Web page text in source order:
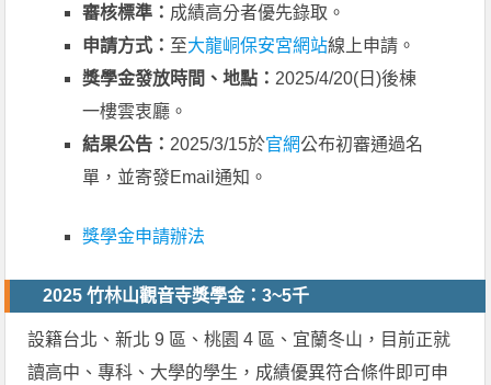
審核標準： 成績高分者優先錄取。
申請方式： 至大龍峒保安宮網站線上申請。
獎學金發放時間、地點： 2025/4/20(日)後棟
一樓雲衷廳。
結果公告： 2025/3/15於官網公布初審通過名
單，並寄發Email通知。
獎學金申請辦法
2025 竹林山觀音寺獎學金：3~5千
設籍台北、新北 9 區、桃園 4 區、宜蘭冬山，目前正就
讀高中、專科、大學的學生，成績優異符合條件即可申